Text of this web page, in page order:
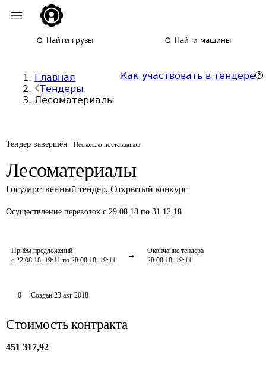
Найти грузы Найти машины
Главная
Тендеры
Лесоматериалы
Как участвовать в тендере
Тендер завершён Несколько поставщиков
Лесоматериалы
Государственный тендер, Открытый конкурс
Осуществление перевозок с 29.08.18 по 31.12.18
Приём предложений
с 22.08.18, 19:11 по 28.08.18, 19:11
Окончание тендера
28.08.18, 19:11
0 Создан 23 авг 2018
Стоимость контракта
451 317,92